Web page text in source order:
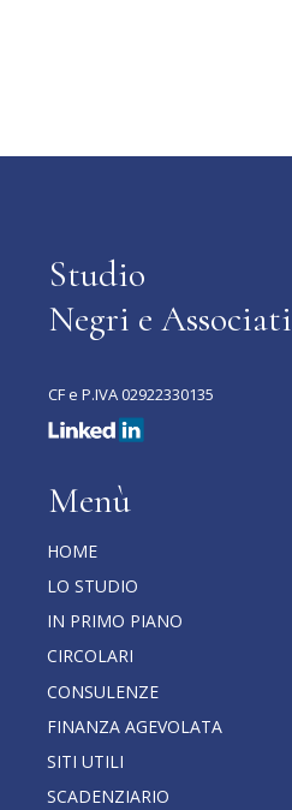
Studio
Negri e Associati
CF e P.IVA 02922330135
Menù
HOME
LO STUDIO
IN PRIMO PIANO
CIRCOLARI
CONSULENZE
FINANZA AGEVOLATA
SITI UTILI
SCADENZIARIO